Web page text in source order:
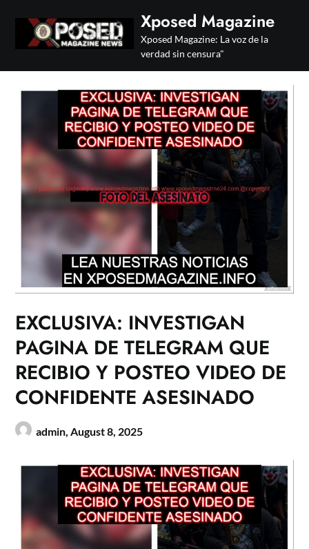
content
Xposed Magazine
Xposed Magazine: La voz de la
verdad sin censura"
EXCLUSIVA: INVESTIGAN
PAGINA DE TELEGRAM QUE
RECIBIO Y POSTEO VIDEO DE
CONFIDENTE ASESINADO
admin,August 8, 2025